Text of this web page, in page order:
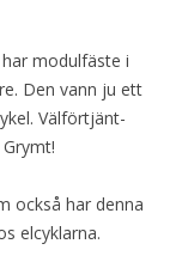
har modulfäste i
Den vann ju ett
Välförtjänt-
också har denna
elcyklarna.